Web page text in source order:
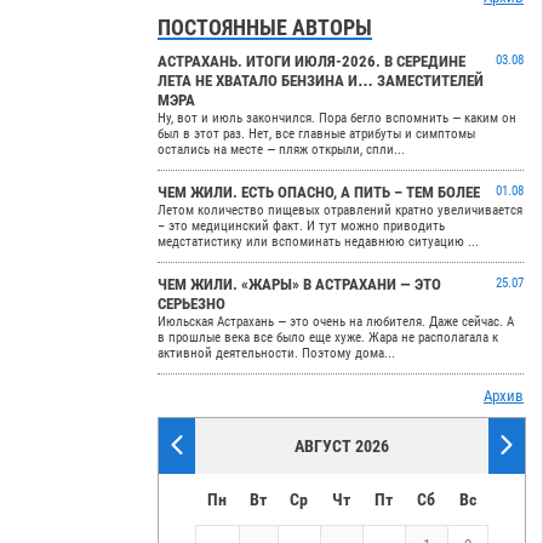
ПОСТОЯННЫЕ АВТОРЫ
АСТРАХАНЬ. ИТОГИ ИЮЛЯ-2026. В СЕРЕДИНЕ
ЛЕТА НЕ ХВАТАЛО БЕНЗИНА И… ЗАМЕСТИТЕЛЕЙ
МЭРА
03.08
Ну, вот и июль закончился. Пора бегло вспомнить — каким он
был в этот раз. Нет, все главные атрибуты и симптомы
остались на месте — пляж открыли, спли...
ЧЕМ ЖИЛИ. ЕСТЬ ОПАСНО, А ПИТЬ – ТЕМ БОЛЕЕ
01.08
Летом количество пищевых отравлений кратно увеличивается
– это медицинский факт. И тут можно приводить
медстатистику или вспоминать недавнюю ситуацию ...
ЧЕМ ЖИЛИ. «ЖАРЫ» В АСТРАХАНИ — ЭТО
СЕРЬЕЗНО
25.07
Июльская Астрахань — это очень на любителя. Даже сейчас. А
в прошлые века все было еще хуже. Жара не располагала к
активной деятельности. Поэтому дома...
Архив
АВГУСТ 2026
Пн Вт Ср Чт Пт Сб Вс